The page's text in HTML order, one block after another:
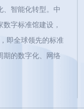
智能化转型。中
字标准馆建设，
即全球领先的标准
期的数字化、网络